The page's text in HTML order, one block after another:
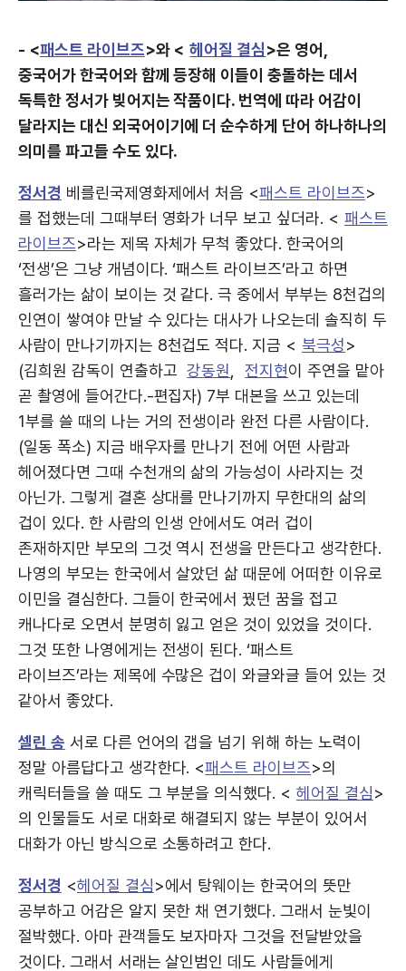
- <패스트 라이브즈>와 < 헤어질 결심>은 영어,
중국어가 한국어와 함께 등장해 이들이 충돌하는 데서
독특한 정서가 빚어지는 작품이다. 번역에 따라 어감이
달라지는 대신 외국어이기에 더 순수하게 단어 하나하나의
의미를 파고들 수도 있다.
정서경 베를린국제영화제에서 처음 <패스트 라이브즈>
를 접했는데 그때부터 영화가 너무 보고 싶더라. < 패스트
라이브즈>라는 제목 자체가 무척 좋았다. 한국어의
‘전생’은 그냥 개념이다. ‘패스트 라이브즈’라고 하면
흘러가는 삶이 보이는 것 같다. 극 중에서 부부는 8천겁의
인연이 쌓여야 만날 수 있다는 대사가 나오는데 솔직히 두
사람이 만나기까지는 8천겁도 적다. 지금 < 북극성>
(김희원 감독이 연출하고 강동원 전지현이 주연을 맡아
곧 촬영에 들어간다.-편집자) 7부 대본을 쓰고 있는데
1부를 쓸 때의 나는 거의 전생이라 완전 다른 사람이다.
(일동 폭소) 지금 배우자를 만나기 전에 어떤 사람과
헤어졌다면 그때 수천개의 삶의 가능성이 사라지는 것
아닌가. 그렇게 결혼 상대를 만나기까지 무한대의 삶의
겁이 있다. 한 사람의 인생 안에서도 여러 겁이
존재하지만 부모의 그것 역시 전생을 만든다고 생각한다.
나영의 부모는 한국에서 살았던 삶 때문에 어떠한 이유로
이민을 결심한다. 그들이 한국에서 꿨던 꿈을 접고
캐나다로 오면서 분명히 잃고 얻은 것이 있었을 것이다.
그것 또한 나영에게는 전생이 된다. ‘패스트
라이브즈’라는 제목에 수많은 겁이 와글와글 들어 있는 것
같아서 좋았다.
셀린 송 서로 다른 언어의 갭을 넘기 위해 하는 노력이
정말 아름답다고 생각한다. <패스트 라이브즈>의
캐릭터들을 쓸 때도 그 부분을 의식했다. < 헤어질 결심>
의 인물들도 서로 대화로 해결되지 않는 부분이 있어서
대화가 아닌 방식으로 소통하려고 한다.
정서경 <헤어질 결심>에서 탕웨이는 한국어의 뜻만
공부하고 어감은 알지 못한 채 연기했다. 그래서 눈빛이
절박했다. 아마 관객들도 보자마자 그것을 전달받았을
것이다. 그래서 서래는 살인범인 데도 사람들에게